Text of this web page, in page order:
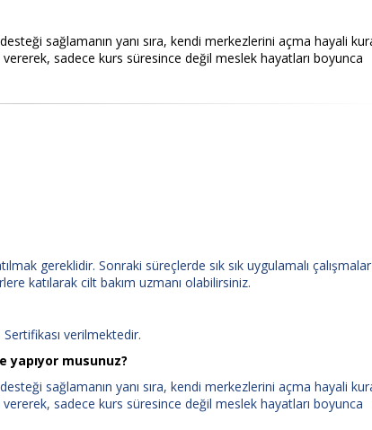
sağlamanın yanı sıra, kendi merkezlerini açma hayali
sadece kurs süresince değil meslek hayatları boyunca
gereklidir. Sonraki süreçlerde sık sık uygulamalı çalışmalar
katılarak cilt bakım uzmanı olabilirsiniz.
verilmektedir.
musunuz?
sağlamanın yanı sıra, kendi merkezlerini açma hayali
sadece kurs süresince değil meslek hayatları boyunca